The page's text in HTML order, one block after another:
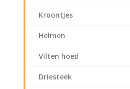
Kroontjes
Helmen
Vilten hoed
Driesteek